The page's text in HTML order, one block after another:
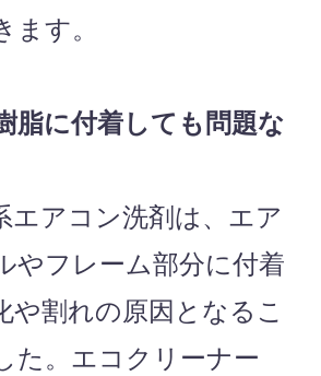
す。
脂に付着しても問題な
エアコン洗剤は、エア
やフレーム部分に付着
や割れの原因となるこ
た。エコクリーナー